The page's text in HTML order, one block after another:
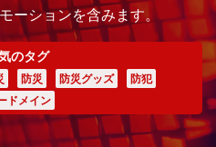
ーションを含みます。
のタグ
防災 防災グッズ
防犯
ドメイン